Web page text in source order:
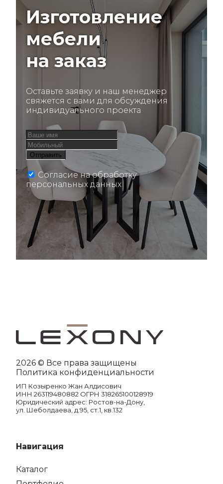
Изготовление
мебели
на заказ
Оставьте заявку и наш менеджер
свяжется с вами для обсуждения
индивидуального проекта
Согласие на обработку
персональных данных
2026 © Все права защищены
Политика конфиденциальности
ИП Козыренко Жан Алдисович
ИНН 263119480882 ОГРН 318265100128919
Юридический адрес: Ростов-на-Дону,
ул. Шеболдаева, д.95, ст.1, кв.132
Навигация
Каталог